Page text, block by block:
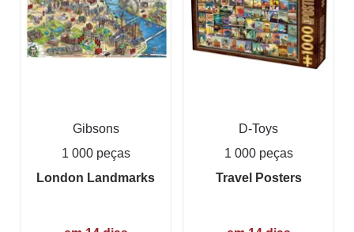
Gibsons
1 000 peças
London Landmarks
D-Toys
1 000 peças
Travel Posters